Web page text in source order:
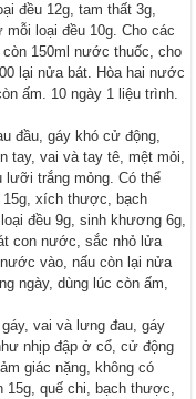
đều 12g, tam thất 3g,
loại đều 10g. Cho các
150ml nước thuốc, cho
lại nửa bát. Hòa hai nước
ấm. 10 ngày 1 liệu trình.
đầu, gáy khó cử động,
tay, vai và tay tê, mệt mỏi,
trắng mỏng. Có thể
15g, xích thược, bạch
đều 9g, sinh khương 6g,
con nước, sắc nhỏ lửa
vào, nấu còn lại nửa
ngày, dùng lúc còn ấm,
vai và lưng đau, gáy
nhịp đập ở cổ, cử động
giác nặng, không có
15g, quế chi, bạch thược,